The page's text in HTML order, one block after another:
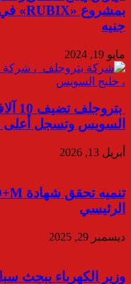
جنيه
مايو 19, 2024
السويس وتسجل أعلى
أبريل 13, 2026
الرئيسي
ديسمبر 29, 2025
وزير الكهرباء يبحث